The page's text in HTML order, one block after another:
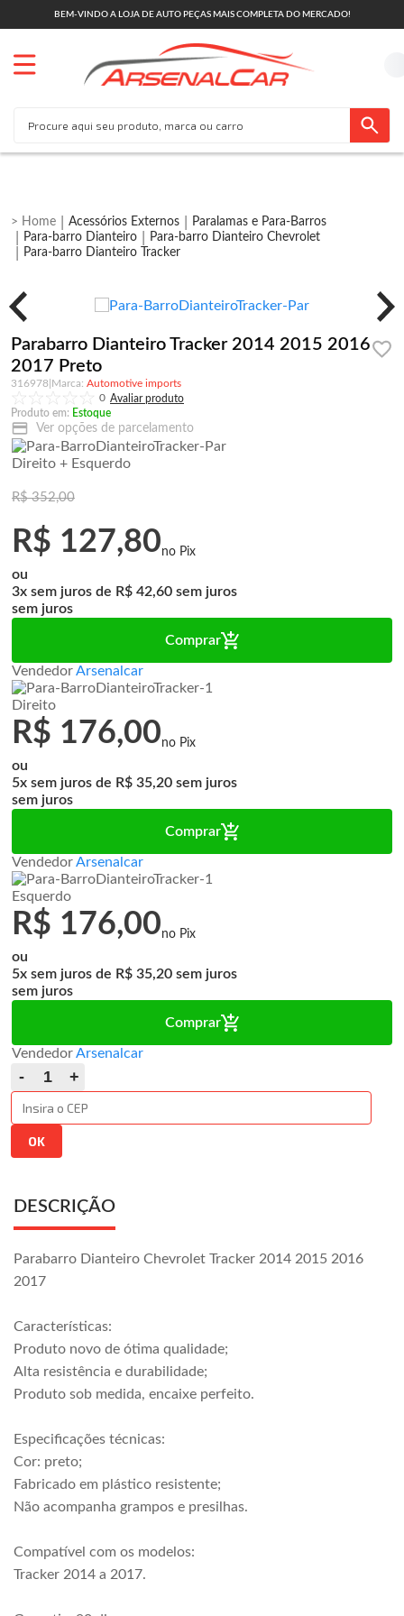
BEM-VINDO A LOJA DE AUTO PEÇAS MAIS COMPLETA DO MERCADO!
Acessórios Externos
Paralamas e Para-Barros
Para-barro Dianteiro
Para-barro Dianteiro Chevrolet
Para-barro Dianteiro Tracker
Parabarro Dianteiro Tracker 2014 2015 2016
2017 Preto
316978
Automotive imports
0
Produto em: Estoque
Ver opções de parcelamento
Direito + Esquerdo
R$ 352,00
R$ 127,80
ou
3x
de R$ 42,60
sem juros
Comprar
VendedorArsenalcar
Direito
R$ 176,00
ou
5x
de R$ 35,20
sem juros
Comprar
VendedorArsenalcar
Esquerdo
R$ 176,00
ou
5x
de R$ 35,20
sem juros
Comprar
VendedorArsenalcar
DESCRIÇÃO
Parabarro Dianteiro Chevrolet Tracker 2014 2015 2016
2017
Características:
Produto novo de ótima qualidade;
Alta resistência e durabilidade;
Produto sob medida, encaixe perfeito.
Especificações técnicas:
Cor: preto;
Fabricado em plástico resistente;
Não acompanha grampos e presilhas.
Compatível com os modelos:
Tracker 2014 a 2017.